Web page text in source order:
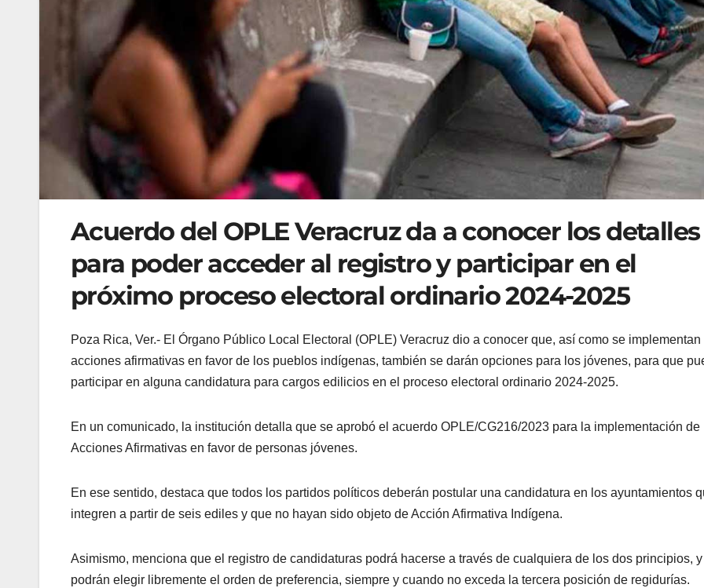
Acuerdo del OPLE Veracruz da a conocer los detalles
para poder acceder al registro y participar en el
próximo proceso electoral ordinario 2024-2025
Poza Rica, Ver.- El Órgano Público Local Electoral (OPLE) Veracruz dio a conocer que, así como se implementan
acciones afirmativas en favor de los pueblos indígenas, también se darán opciones para los jóvenes, para que
participar en alguna candidatura para cargos edilicios en el proceso electoral ordinario 2024-2025.
En un comunicado, la institución detalla que se aprobó el acuerdo OPLE/CG216/2023 para la implementación de
Acciones Afirmativas en favor de personas jóvenes.
En ese sentido, destaca que todos los partidos políticos deberán postular una candidatura en los ayuntamientos
integren a partir de seis ediles y que no hayan sido objeto de Acción Afirmativa Indígena.
Asimismo, menciona que el registro de candidaturas podrá hacerse a través de cualquiera de los dos principios, y
podrán elegir libremente el orden de preferencia, siempre y cuando no exceda la tercera posición de regidurías.